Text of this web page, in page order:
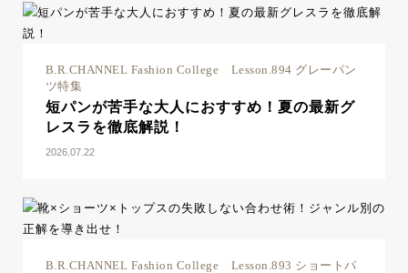
B.R.CHANNEL Fashion College Lesson.894 グレーパン
ツ特集
短パンが苦手な大人におすすめ！夏の最新グ
レスラを徹底解説！
2026.07.22
B.R.CHANNEL Fashion College Lesson.893 ショートパ